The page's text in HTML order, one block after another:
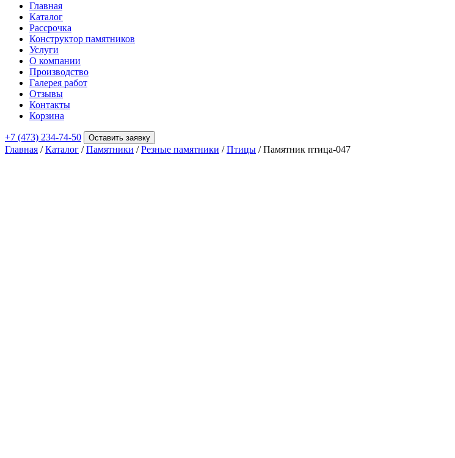
Главная
Каталог
Рассрочка
Конструктор памятников
Услуги
О компании
Производство
Галерея работ
Отзывы
Контакты
Корзина
+7 (473) 234-74-50 Оставить заявку
Главная /Каталог /Памятники /Резные памятники /Птицы / Памятник птица-047